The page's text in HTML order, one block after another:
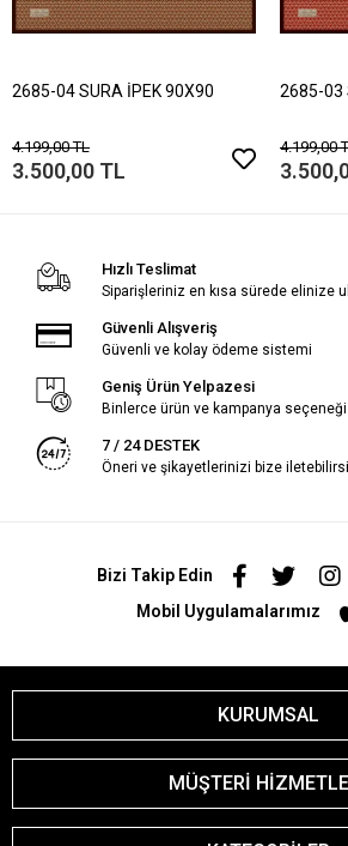
2685-04 SURA İPEK 90X90
4.199,00 TL
3.500,00 TL
2685-03
4.199,00
Hızlı Teslimat
Siparişleriniz en kısa sürede elinize
Güvenli Alışveriş
Güvenli ve kolay ödeme sistemi
Geniş Ürün Yelpazesi
Binlerce ürün ve kampanya seçeneği
7 / 24 DESTEK
Öneri ve şikayetlerinizi bize
Bizi Takip Edin
Mobil Uygulamalarımız
KURUMSAL
MÜŞTERİ